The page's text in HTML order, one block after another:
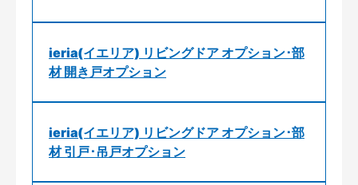
ieria(イエリア) リビングドア オプション･部
材 開き戸オプション
ieria(イエリア) リビングドア オプション･部
材 引戸･吊戸オプション